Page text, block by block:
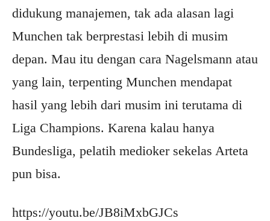
didukung manajemen, tak ada alasan lagi
Munchen tak berprestasi lebih di musim
depan. Mau itu dengan cara Nagelsmann atau
yang lain, terpenting Munchen mendapat
hasil yang lebih dari musim ini terutama di
Liga Champions. Karena kalau hanya
Bundesliga, pelatih medioker sekelas Arteta
pun bisa.
https://youtu.be/JB8iMxbGJCs